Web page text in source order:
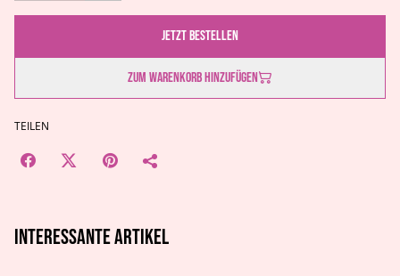
Jetzt bestellen
Zum Warenkorb hinzufügen
TEILEN
Interessante artikel